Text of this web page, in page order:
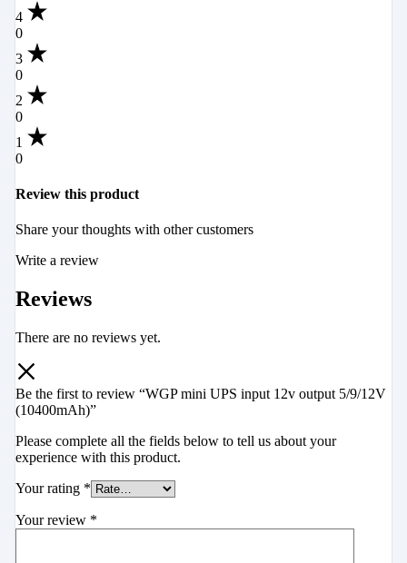
4
0
3
0
2
0
1
0
Review this product
Share your thoughts with other customers
Write a review
Reviews
There are no reviews yet.
Be the first to review “WGP mini UPS input 12v output 5/9/12V
(10400mAh)”
Please complete all the fields below to tell us about your
experience with this product.
Your rating *
Your review *